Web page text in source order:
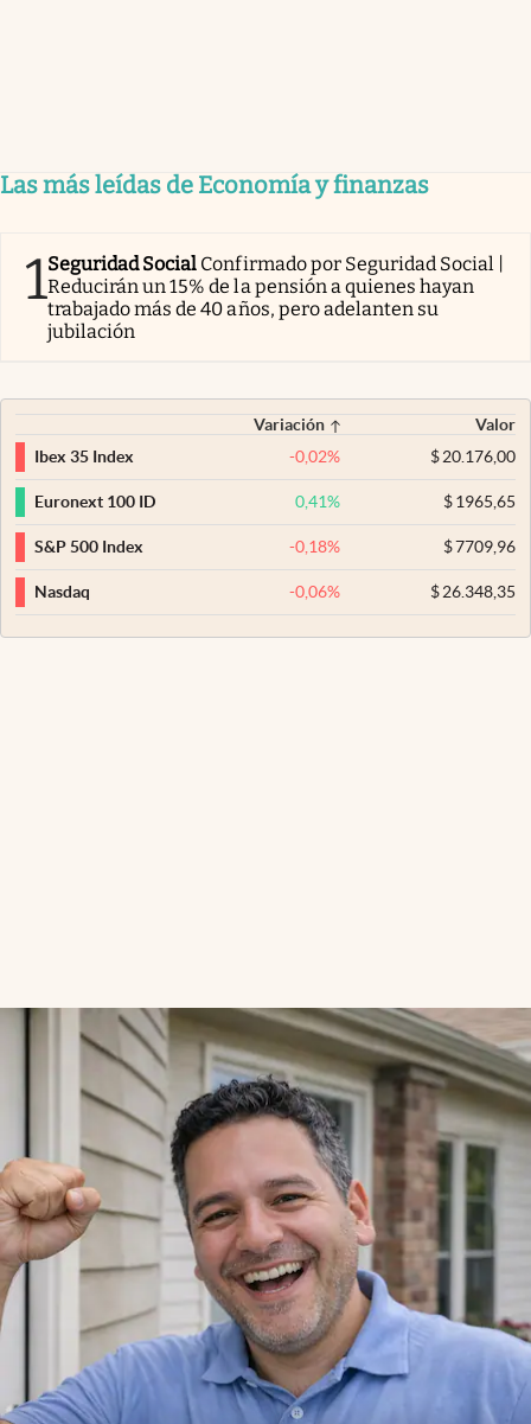
Las más leídas de Economía y finanzas
1Seguridad Social Confirmado por Seguridad Social |
Reducirán un 15% de la pensión a quienes hayan
trabajado más de 40 años, pero adelanten su
jubilación
Variación
Valor
Ibex 35 Index
-0,02% $20.176,00
Euronext 100 ID 0,41% $1965,65
S&P 500 Index -0,18% $7709,96
Nasdaq -0,06% $26.348,35